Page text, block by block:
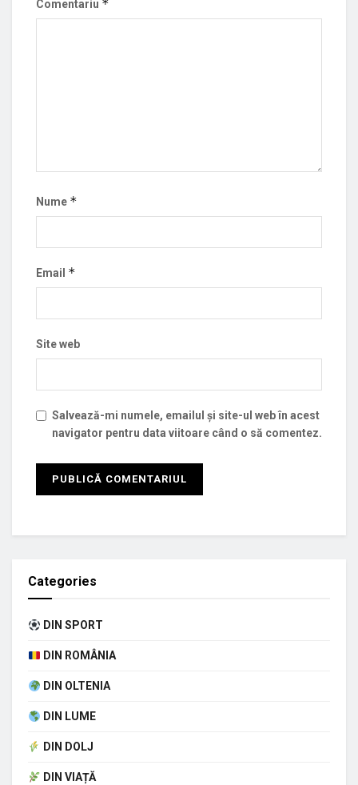
Comentariu *
Nume *
Email *
Site web
Salvează-mi numele, emailul și site-ul web în acest
navigator pentru data viitoare când o să comentez.
Categories
DIN SPORT
DIN ROMÂNIA
DIN OLTENIA
DIN LUME
DIN DOLJ
DIN VIAȚĂ